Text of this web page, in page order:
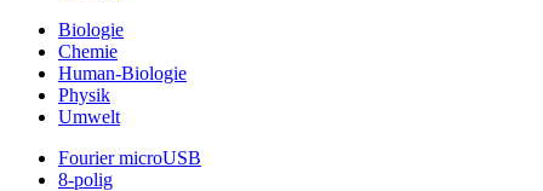
Biologie
Chemie
Human-Biologie
Physik
Umwelt
Fourier microUSB
8-polig